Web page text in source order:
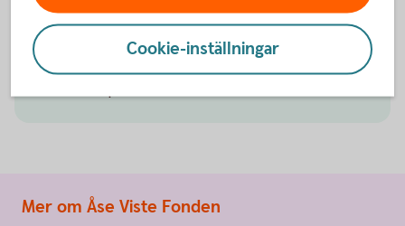
Pengarna ska användas till en torpinventering för att
bevara historien om bygden. Ett gediget arbete som
ska resultera i en bok samt informationsskyltar på
Mer om Åse Viste Fonden
Cookie-inställningar